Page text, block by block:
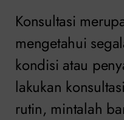
Konsultasi
mengetahui
kondisi atau
lakukan
rutin, mintalah